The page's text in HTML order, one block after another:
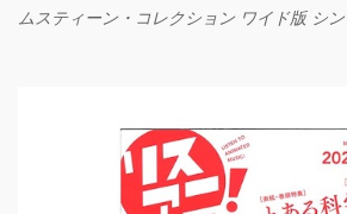
ムスティーン・コレクション ワイド版 シ